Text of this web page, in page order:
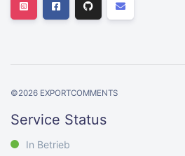
©2026 EXPORTCOMMENTS
Service Status
In Betrieb